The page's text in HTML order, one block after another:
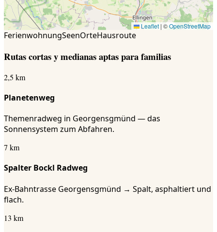
Leaflet | ©OpenStreetMap
FerienwohnungSeenOrteHausroute
Rutas cortas y medianas aptas para familias
2,5 km
Planetenweg
Themenradweg in Georgensgmünd — das
Sonnensystem zum Abfahren.
7 km
Spalter Bockl Radweg
Ex-Bahntrasse Georgensgmünd → Spalt, asphaltiert und
flach.
13 km